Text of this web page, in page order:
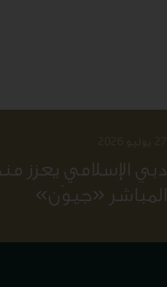
دبي الإسلامي يعزز
المباشر «جيوَن»